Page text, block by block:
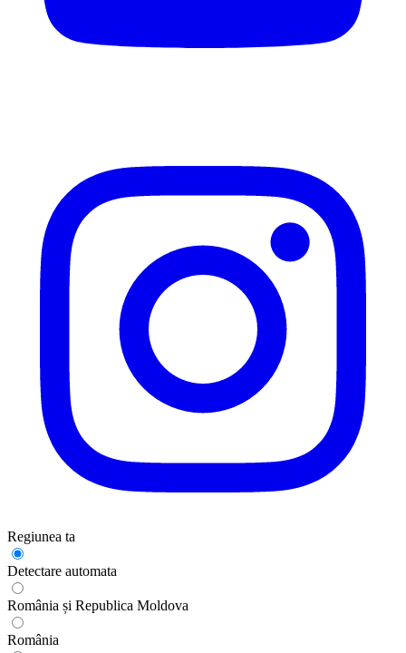
Regiunea ta
Detectare automata
România și Republica Moldova
România